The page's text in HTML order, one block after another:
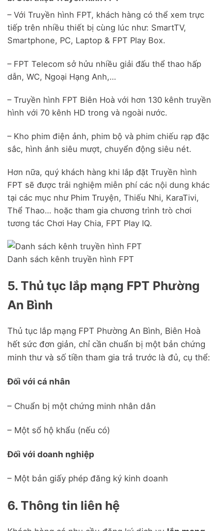
– Với Truyền hình FPT, khách hàng có thể xem trực
tiếp trên nhiều thiết bị cùng lúc như: SmartTV,
Smartphone, PC, Laptop & FPT Play Box.
– FPT Telecom sở hửu nhiều giải đấu thể thao hấp
dẫn, WC, Ngoại Hạng Anh,…
– Truyền hình FPT Biên Hoà với hơn 130 kênh truyền
hình với 70 kênh HD trong và ngoài nước.
– Kho phim điện ảnh, phim bộ và phim chiếu rạp đặc
sắc, hình ảnh siêu mượt, chuyển động siêu nét.
Hơn nữa, quý khách hàng khi lắp đặt Truyền hình
FPT sẽ được trải nghiệm miễn phí các nội dung khác
tại các mục như Phim Truyện, Thiếu Nhi, KaraTivi,
Thể Thao… hoặc tham gia chương trình trò chơi
tương tác Chơi Hay Chia, FPT Play IQ.
Danh sách kênh truyền hình FPT
5. Thủ tục lắp mạng FPT Phường
An Bình
Thủ tục lắp mạng FPT Phường An Bình, Biên Hoà
hết sức đơn giản, chỉ cần chuẩn bị một bản chứng
minh thư và số tiền tham gia trả trước là đủ, cụ thể:
Đối với cá nhân
– Chuẩn bị một chứng minh nhân dân
– Một sổ hộ khẩu (nếu có)
Đối với doanh nghiệp
– Một bản giấy phép đăng ký kinh doanh
6. Thông tin liên hệ